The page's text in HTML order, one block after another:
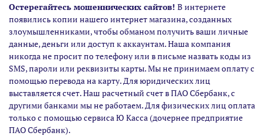
Остерегайтесь мошеннических сайтов! В интернете
появились копии нашего интернет магазина,созданных
злоумышленниками, чтобы обманом получить ваши личные
данные, деньги или доступ к аккаунтам. Наша компания
никогда не просит по телефону или в письме назвать коды из
SMS, пароли или реквизиты карты. Мы не принимаем оплату с
помощью перевода на карту. Для юридических лиц
выставляется счет. Наш расчетный счет в ПАО Сбербанк, с
другими банками мы не работаем. Для физических лиц оплата
только с помощью сервиса Ю Касса (дочернее предприятие
ПАО Сбербанк).